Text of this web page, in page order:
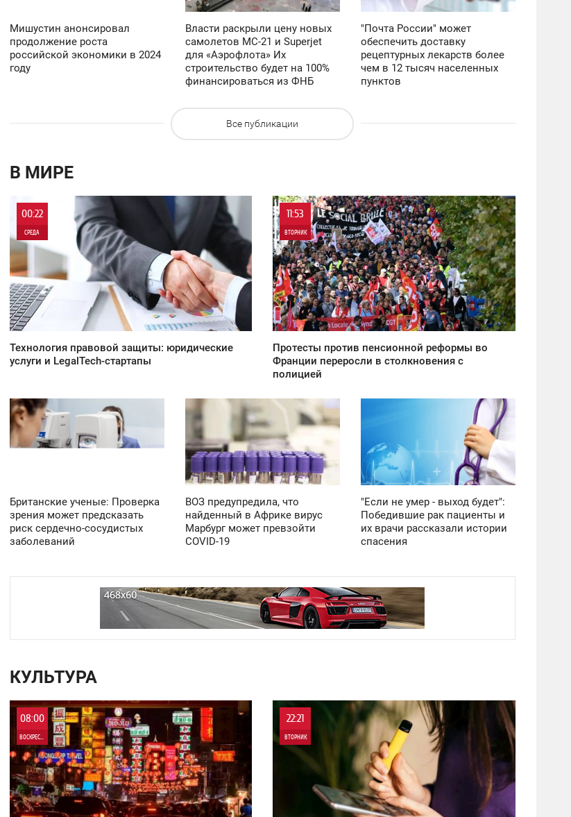
Мишустин анонсировал
продолжение роста
российской экономики в 2024
году
Власти раскрыли цену новых
самолетов МС-21 и Superjet
для «Аэрофлота» Их
строительство будет на 100%
финансироваться из ФНБ
"Почта России" может
обеспечить доставку
рецептурных лекарств более
чем в 12 тысяч населенных
пунктов
Все публикации
В МИРЕ
00:22
СРЕДА
4 311
Технология правовой защиты: юридические
услуги и LegalTech-стартапы
11:53
ВТОРНИК
0
2 982
Протесты против пенсионной реформы во
Франции переросли в столкновения с
полицией
Британские ученые: Проверка
зрения может предсказать
риск сердечно-сосудистых
заболеваний
ВОЗ предупредила, что
найденный в Африке вирус
Марбург может превзойти
COVID-19
20:27
2 827
"Если не умер - выход будет":
Победившие рак пациенты и
их врачи рассказали истории
спасения
КУЛЬТУРА
08:00
ВОСКРЕСЕНЬЕ
0
3 000
22:21
ВТОРНИК